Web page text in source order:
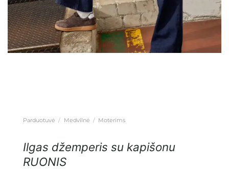
Parduotuvė / Medvilnė / Moterims
Ilgas džemperis su kapišonu
RUONIS